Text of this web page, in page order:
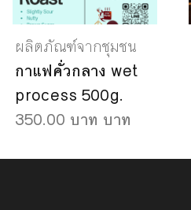
ผลิตภัณฑ์จากชุมชน
กาแฟคั่วกลาง wet
process 500g.
350.00 บาท บาท